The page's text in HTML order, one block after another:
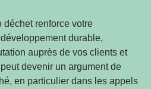
renforce votre
durable,
auprès de vos clients et
devenir un argument de
en particulier dans les appels